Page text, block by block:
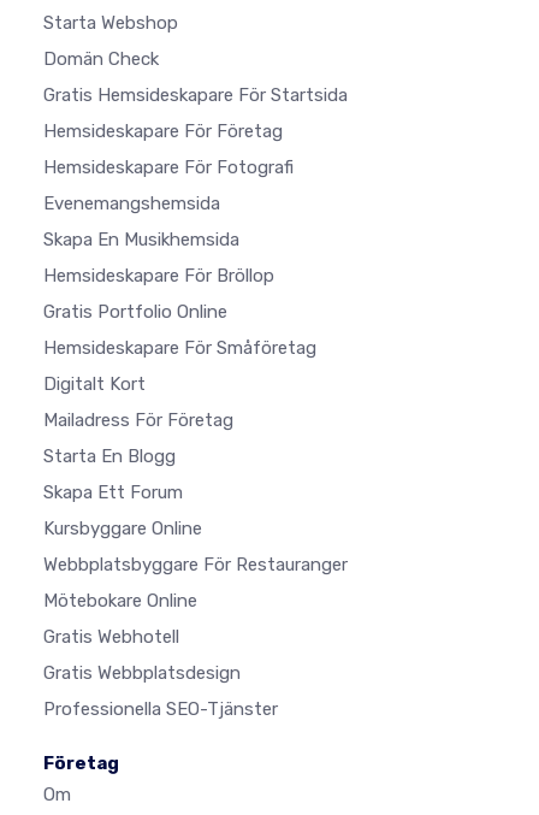
Starta Webshop
Domän Check
Gratis Hemsideskapare För Startsida
Hemsideskapare För Företag
Hemsideskapare För Fotografi
Evenemangshemsida
Skapa En Musikhemsida
Hemsideskapare För Bröllop
Gratis Portfolio Online
Hemsideskapare För Småföretag
Digitalt Kort
Mailadress För Företag
Starta En Blogg
Skapa Ett Forum
Kursbyggare Online
Webbplatsbyggare För Restauranger
Mötebokare Online
Gratis Webhotell
Gratis Webbplatsdesign
Professionella SEO-Tjänster
Företag
Om